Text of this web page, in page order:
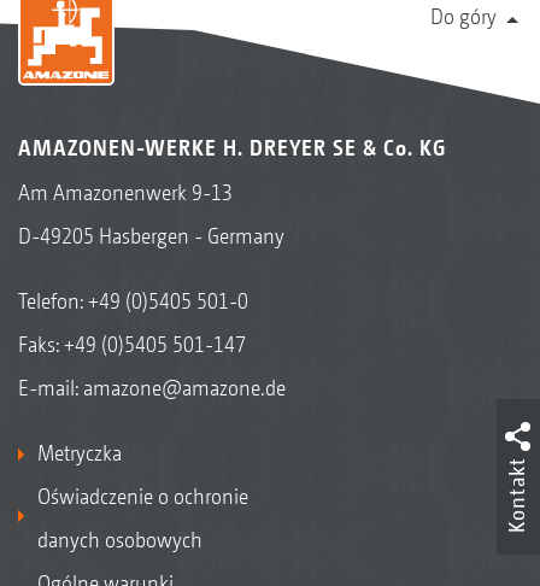
Do góry
AMAZONEN-WERKE H. DREYER SE & Co. KG
Am Amazonenwerk 9-13
D-49205 Hasbergen - Germany
Telefon:+49 (0)5405 501-0
Faks: +49 (0)5405 501-147
E-mail: amazone@amazone.de
Metryczka
Oświadczenie o ochronie
danych osobowych
Kontakt